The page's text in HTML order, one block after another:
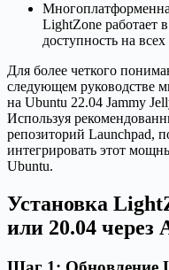
LightZone работает
доступность на
Для более четкого
следующем руководстве
на Ubuntu 22.04 Jammy
Используя
репозиторий Launchpad,
интегрировать этот
Ubuntu.
Установка
или 20.04 через